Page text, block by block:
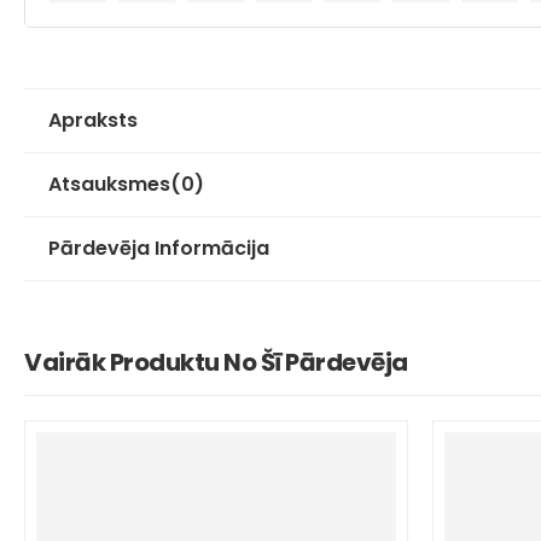
Apraksts
Atsauksmes(0)
Pārdevēja Informācija
Vairāk Produktu No Šī Pārdevēja